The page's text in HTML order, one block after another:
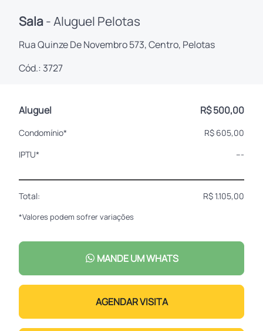
Sala- Aluguel Pelotas
Rua Quinze De Novembro 573, Centro, Pelotas
Cód.: 3727
Aluguel R$ 500,00
Condomínio*
R$ 605,00
IPTU*
---
Total: R$ 1.105,00
*Valores podem sofrer variações
MANDE UM WHATS
AGENDAR VISITA